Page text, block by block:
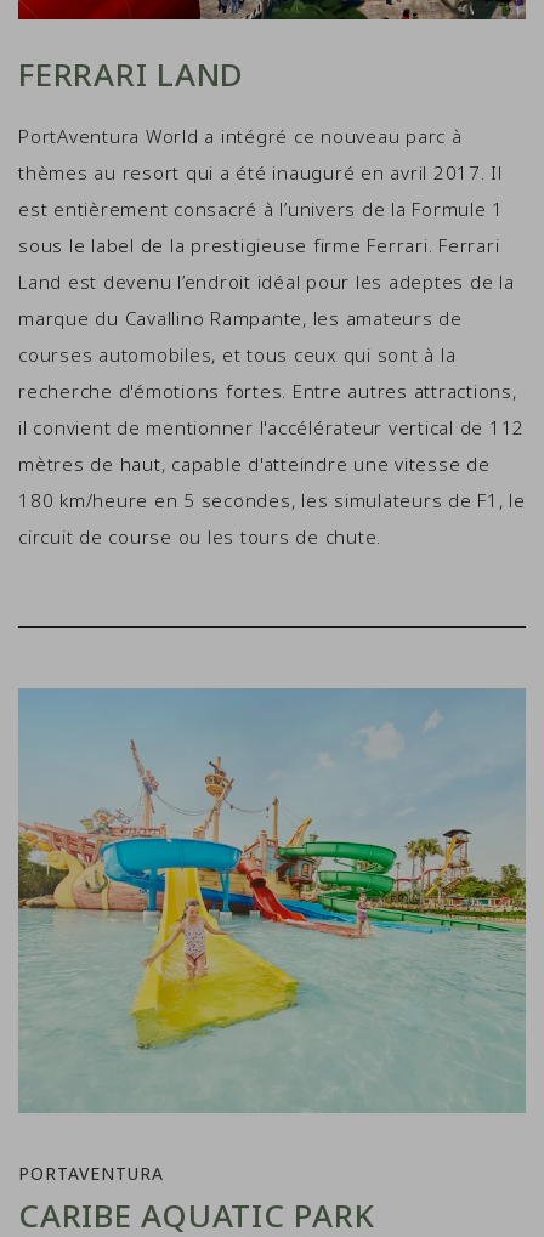
FERRARI LAND
PortAventura World a intégré ce nouveau parc à
thèmes au resort qui a été inauguré en avril 2017. Il
est entièrement consacré à l’univers de la Formule 1
sous le label de la prestigieuse firme Ferrari. Ferrari
Land est devenu l’endroit idéal pour les adeptes de la
marque du Cavallino Rampante, les amateurs de
courses automobiles, et tous ceux qui sont à la
recherche d'émotions fortes. Entre autres attractions,
il convient de mentionner l'accélérateur vertical de 112
mètres de haut, capable d'atteindre une vitesse de
180 km/heure en 5 secondes, les simulateurs de F1, le
circuit de course ou les tours de chute.
Link to Larger Item Photo, ListItemCarouselImage1
PORTAVENTURA
CARIBE AQUATIC PARK